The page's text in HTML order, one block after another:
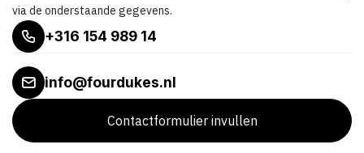
via de onderstaande gegevens.
+316 154 989 14
info@fourdukes.nl
Contactformulier invullen